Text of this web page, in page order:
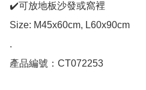
✔️可放地板沙發或窩裡
Size: M45x60cm, L60x90cm
.
產品編號：CT072253